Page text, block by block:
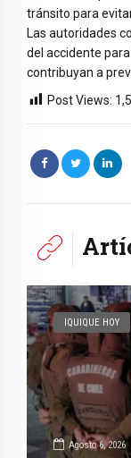
tránsito para
Las autoridades
del accidente
contribuyan a
Post Views:
IQUIQUE HOY
Agosto 6, 2026